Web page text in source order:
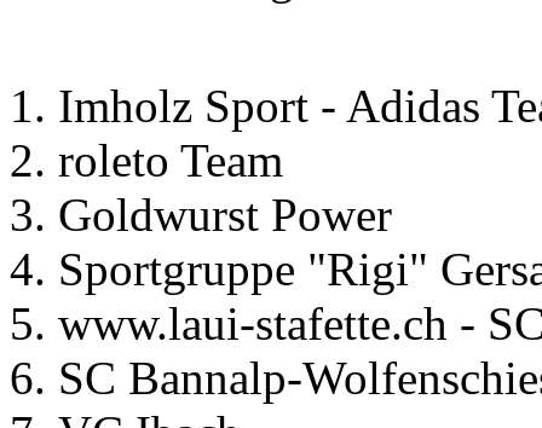
Imholz Sport - Adidas
roleto Team
Goldwurst Power
Sportgruppe "Rigi"
www.laui-stafette.ch -
SC Bannalp-